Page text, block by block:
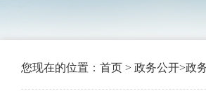
您现在的位置： 首页 > 政务公开>政